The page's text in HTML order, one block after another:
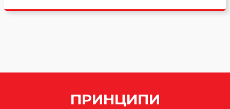
ПРИНЦИПИ